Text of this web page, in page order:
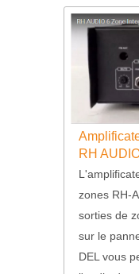
RH
zones RH-
sorties de
sur le
DEL vous